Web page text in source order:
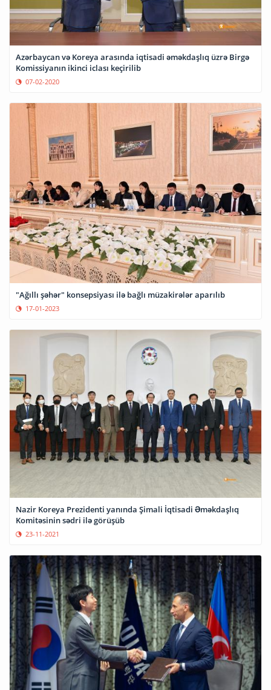
Azərbaycan və Koreya arasında iqtisadi əməkdaşlıq üzrə Birgə
Komissiyanın ikinci iclası keçirilib
07-02-2020
"Ağıllı şəhər" konsepsiyası ilə bağlı müzakirələr aparılıb
17-01-2023
Nazir Koreya Prezidenti yanında Şimali İqtisadi Əməkdaşlıq
Komitəsinin sədri ilə görüşüb
23-11-2021